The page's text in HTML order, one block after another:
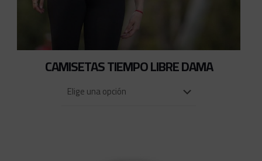
CAMISETAS TIEMPO LIBRE DAMA